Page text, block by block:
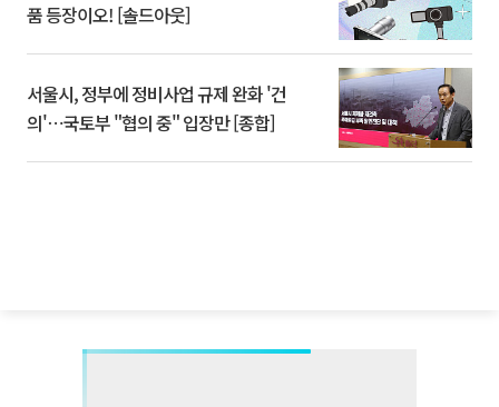
품 등장이오! [솔드아웃]
서울시, 정부에 정비사업 규제 완화 '건
의'⋯국토부 "협의 중" 입장만 [종합]